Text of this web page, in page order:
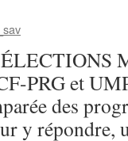
PRG et
des
y répondre,